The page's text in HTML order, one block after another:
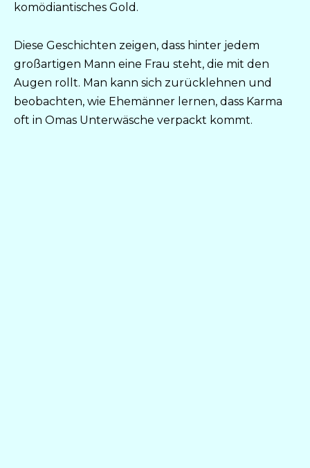
komödiantisches Gold.
Diese Geschichten zeigen, dass hinter jedem
großartigen Mann eine Frau steht, die mit den
Augen rollt. Man kann sich zurücklehnen und
beobachten, wie Ehemänner lernen, dass Karma
oft in Omas Unterwäsche verpackt kommt.